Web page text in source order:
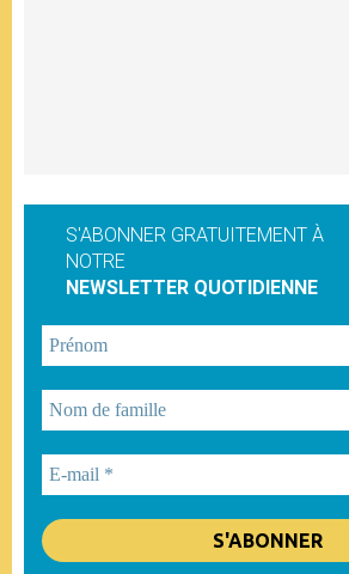
S'ABONNER GRATUITEMENT À
NOTRE
NEWSLETTER QUOTIDIENNE